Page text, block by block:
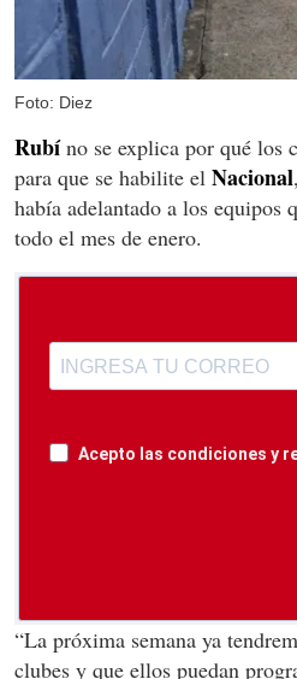
Foto: Diez
Rubíno se explica por qué los
para que se habilite el Nacional
había adelantado a los equipos
todo el mes de enero.
Acepto las condiciones y
“La próxima semana ya
clubes y que ellos puedan